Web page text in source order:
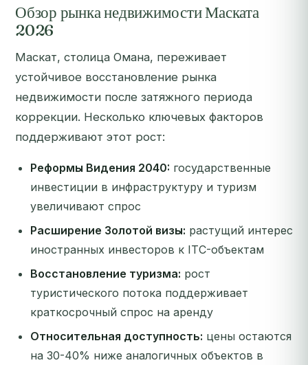
Обзор рынка недвижимости Маската
2026
Маскат, столица Омана, переживает
устойчивое восстановление рынка
недвижимости после затяжного периода
коррекции. Несколько ключевых факторов
поддерживают этот рост:
Реформы Видения 2040: государственные
инвестиции в инфраструктуру и туризм
увеличивают спрос
Расширение Золотой визы: растущий интерес
иностранных инвесторов к ITC-объектам
Восстановление туризма: рост
туристического потока поддерживает
краткосрочный спрос на аренду
Относительная доступность: цены остаются
на 30-40% ниже аналогичных объектов в